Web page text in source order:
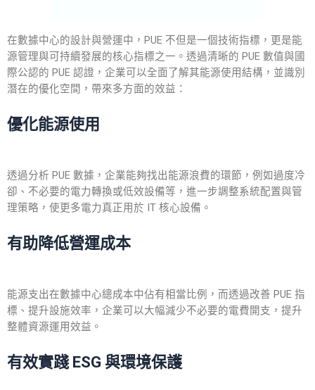
在數據中心的設計與營運中，PUE 不但是一個技術指標，更是能
源管理與可持續發展的核心指標之一。透過清晰的 PUE 數值與國
際公認的 PUE 認證，企業可以全面了解其能源使用結構，並識別
潛在的優化空間，帶來多方面的效益：
優化能源使用
透過分析 PUE 數據，企業能夠找出能源浪費的環節，例如過度冷
卻、不必要的電力轉換或低效設備等，進一步調整系統配置與管
理策略，使更多電力真正用於 IT 核心設備。
有助降低營運成本
能源支出在數據中心總成本中佔有相當比例，而透過改善 PUE 指
標、提升設施效率，企業可以大幅減少不必要的電費開支，提升
整體資源運用效益。
有效實踐 ESG 與環境保護